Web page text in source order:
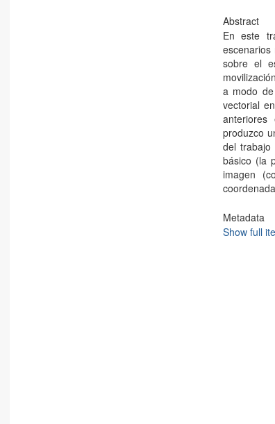
Abstract
En este
sobre el
a modo
vectorial
produzco
del
básico (la
imagen
Metadata
Show full